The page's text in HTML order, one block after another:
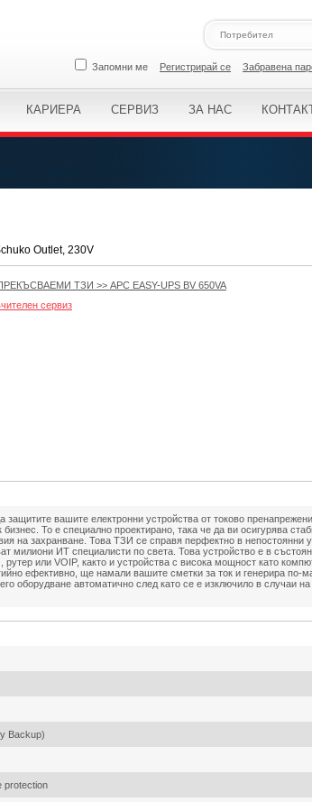
Запомни ме Регистрирай се Забравена
КАРИЕРА СЕРВИЗ ЗА НАС
Outlet, 230V
ТЗИ >> APC EASY-UPS BV 650VA
сервиз
вашите електронни устройства от токово
То е специално проектирано, така че да ви осигурява
на захранване. Това ТЗИ се справя перфектно в непостоянни
милиони ИТ специалисти по света. Това устройство е в
или VOIP, както и устройства с висока мощност като
ефективно, ще намали вашите сметки за ток и генерира по-
оборудване автоматично след като се е изключило в случаи на
Backup)
protection